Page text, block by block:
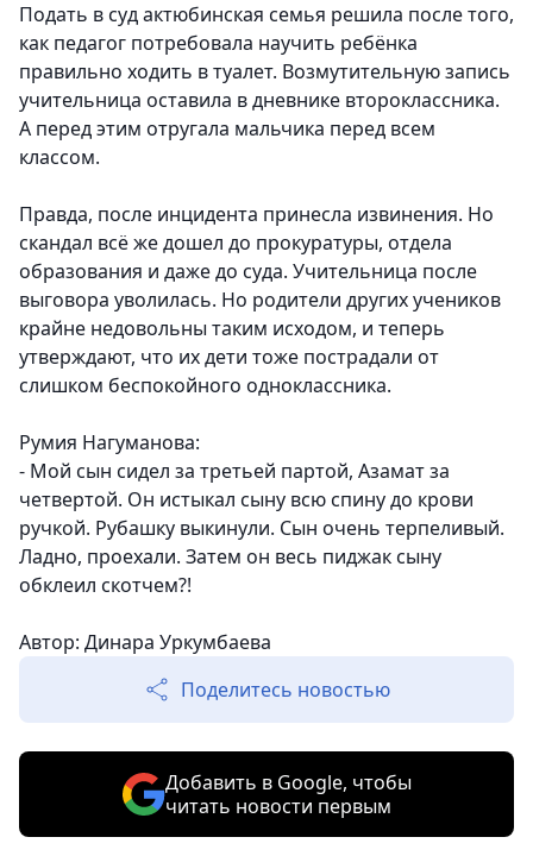
Подать в суд актюбинская семья решила после того,
как педагог потребовала научить ребёнка
правильно ходить в туалет. Возмутительную запись
учительница оставила в дневнике второклассника.
А перед этим отругала мальчика перед всем
классом.
Правда, после инцидента принесла извинения. Но
скандал всё же дошел до прокуратуры, отдела
образования и даже до суда. Учительница после
выговора уволилась. Но родители других учеников
крайне недовольны таким исходом, и теперь
утверждают, что их дети тоже пострадали от
слишком беспокойного одноклассника.
Румия Нагуманова:
- Мой сын сидел за третьей партой, Азамат за
четвертой. Он истыкал сыну всю спину до крови
ручкой. Рубашку выкинули. Сын очень терпеливый.
Ладно, проехали. Затем он весь пиджак сыну
обклеил скотчем?!
Автор: Динара Уркумбаева
Поделитесь новостью
Добавить в Google, чтобы
читать новости первым